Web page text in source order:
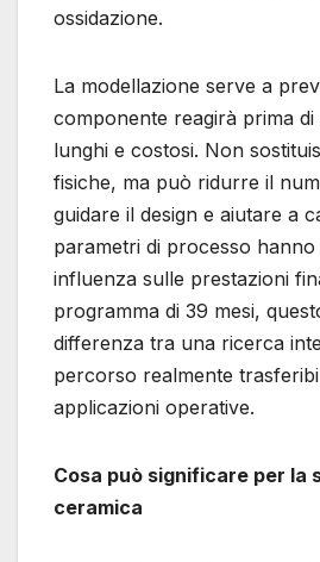
ossidazione.
La modellazione serve a
componente reagirà prima
lunghi e costosi. Non
fisiche, ma può ridurre il
guidare il design e aiutare a
parametri di processo hanno
influenza sulle prestazioni
programma di 39 mesi,
differenza tra una ricerca
percorso realmente
applicazioni operative.
Cosa può significare per la
ceramica